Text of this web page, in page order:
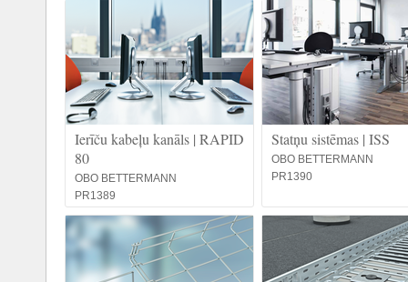
Ierīču kabeļu kanāls | RAPID
80
OBO BETTERMANN
PR1389
Statņu sistēmas | ISS
OBO BETTERMANN
PR1390